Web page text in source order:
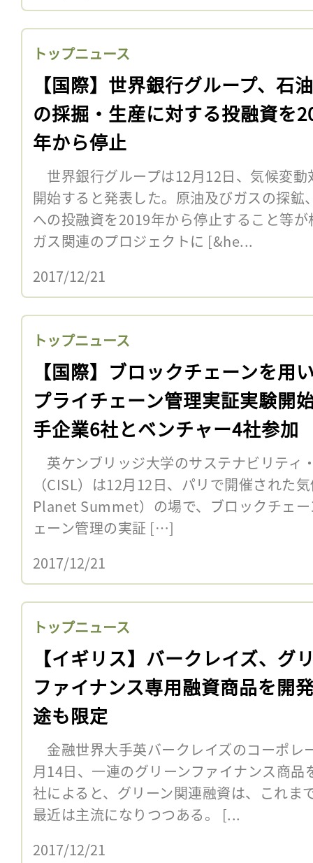
トップニュース
【国際】世界銀行グループ、石
の採掘・生産に対する投融資を
年から停止
世界銀行グループは12月12日、気候変
開始すると発表した。原油及びガスの探
への投融資を2019年から停止すること等
ガス関連のプロジェクトに [&he...
2017/12/21
トップニュース
【国際】ブロックチェーンを用
プライチェーン管理実証実験開
手企業6社とベンチャー4社参加
英ケンブリッジ大学のサステナビリティ
（CISL）は12月12日、パリで開催された
Planet Summet）の場で、ブロックチェ
ェーン管理の実証 […]
2017/12/21
トップニュース
【イギリス】バークレイズ、グ
ファイナンス専用融資商品を開
途も限定
金融世界大手英バークレイズのコーポレ
月14日、一連のグリーンファイナンス商
社によると、グリーン関連融資は、これま
最近は主流になりつつある。 [...
2017/12/21